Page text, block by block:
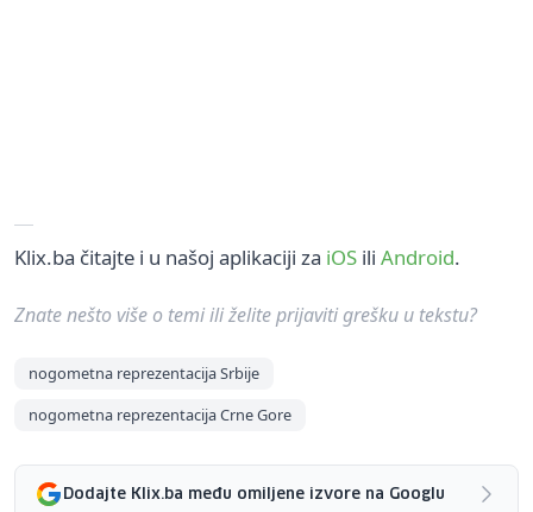
Klix.ba čitajte i u našoj aplikaciji za iOS ili Android.
Znate nešto više o temi ili želite prijaviti grešku u tekstu?
nogometna reprezentacija Srbije
nogometna reprezentacija Crne Gore
Dodajte Klix.ba među omiljene izvore na Googlu